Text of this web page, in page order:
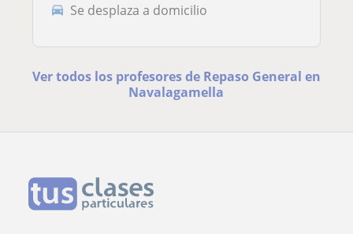
Se desplaza a domicilio
Ver todos los profesores de Repaso General en
Navalagamella